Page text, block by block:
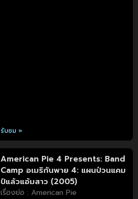
รับชม »
American Pie 4 Presents: Band
Camp อเมริกันพาย 4: แผนป่วนแคม
ป์แล้วแอ้มสาว (2005)
เรื่องย่อ : American Pie